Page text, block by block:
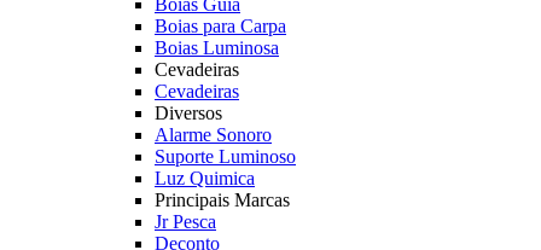
Boias Guia
Boias para Carpa
Boias Luminosa
Cevadeiras
Cevadeiras
Diversos
Alarme Sonoro
Suporte Luminoso
Luz Quimica
Principais Marcas
Jr Pesca
Deconto